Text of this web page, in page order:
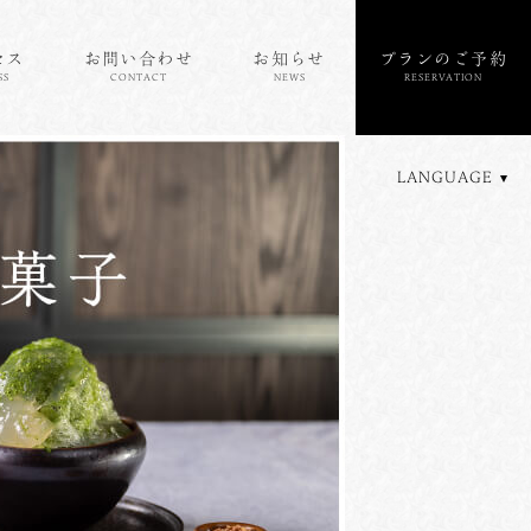
ス お問い合わせ
CONTACT
お知らせ
NEWS
プランのご予約
RESERVATION
LANGUAGE